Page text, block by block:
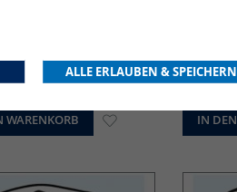
cobald
6,84 €
WARENKORB ZUR
inkl.
IN
ALLE ERLAUBEN & SPEICHERN